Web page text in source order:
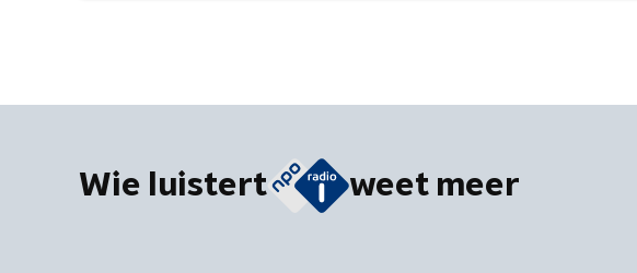
Wie luistert weet meer